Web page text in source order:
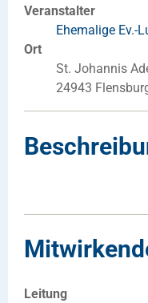
Veranstalter
Ehemalige Ev.-
Ort
St. Johannis
24943
Leitung